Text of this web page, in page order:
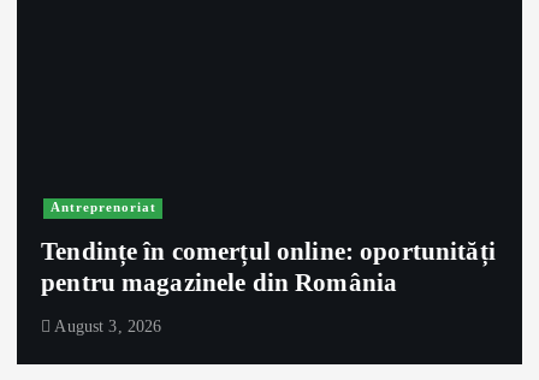
Antreprenoriat
Tendințe în comerțul online: oportunități
pentru magazinele din România
August 3, 2026